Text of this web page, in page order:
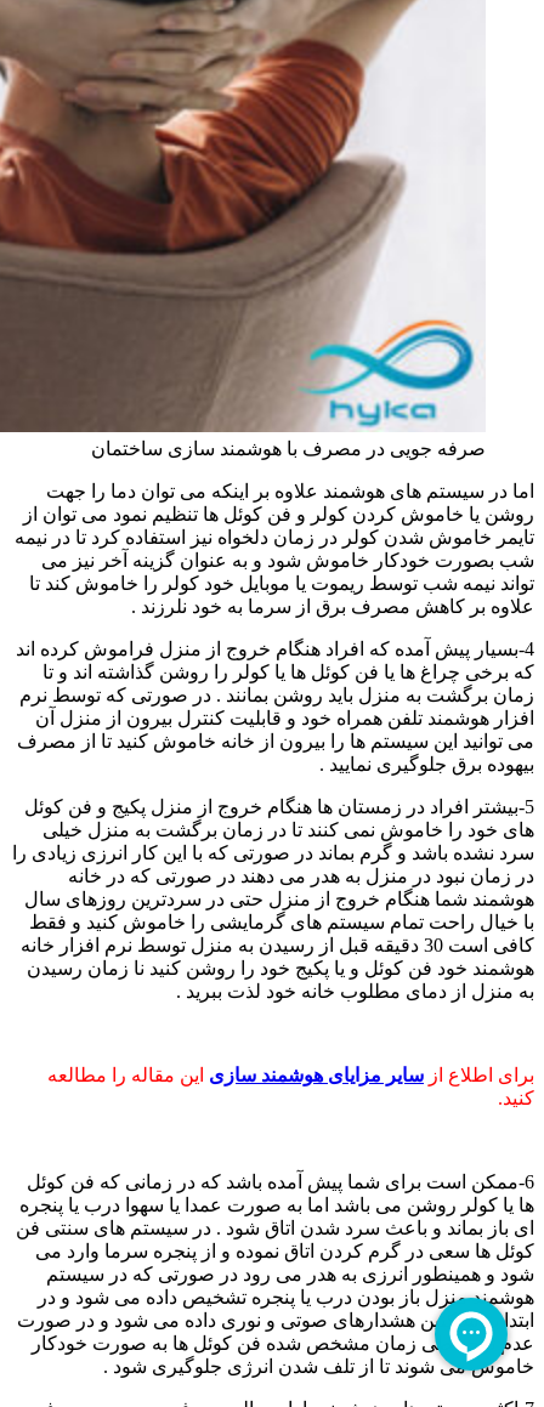
صرفه جویی در مصرف با هوشمند سازی ساختمان
اما در سیستم های هوشمند علاوه بر اینکه می توان دما را جهت
روشن یا خاموش کردن کولر و فن کوئل ها تنظیم نمود می توان از
تایمر خاموش شدن کولر در زمان دلخواه نیز استفاده کرد تا در نیمه
شب بصورت خودکار خاموش شود و به عنوان گزینه آخر نیز می
تواند نیمه شب توسط ریموت یا موبایل خود کولر را خاموش کند تا
علاوه بر کاهش مصرف برق از سرما به خود نلرزند .
4-بسیار پیش آمده که افراد هنگام خروج از منزل فراموش کرده اند
که برخی چراغ ها یا فن کوئل ها یا کولر را روشن گذاشته اند و تا
زمان برگشت به منزل باید روشن بمانند . در صورتی که توسط نرم
افزار هوشمند تلفن همراه خود و قابلیت کنترل بیرون از منزل آن
می توانید این سیستم ها را بیرون از خانه خاموش کنید تا از مصرف
بیهوده برق جلوگیری نمایید .
5-بیشتر افراد در زمستان ها هنگام خروج از منزل پکیج و فن کوئل
های خود را خاموش نمی کنند تا در زمان برگشت به منزل خیلی
سرد نشده باشد و گرم بماند در صورتی که با این کار انرزی زیادی را
در زمان نبود در منزل به هدر می دهند در صورتی که در خانه
هوشمند شما هنگام خروج از منزل حتی در سردترین روزهای سال
با خیال راحت تمام سیستم های گرمایشی را خاموش کنید و فقط
کافی است 30 دقیقه قبل از رسیدن به منزل توسط نرم افزار خانه
هوشمند خود فن کوئل و یا پکیج خود را روشن کنید نا زمان رسیدن
به منزل از دمای مطلوب خانه خود لذت ببرید .
برای اطلاع از سایر مزایای هوشمند سازی این مقاله را مطالعه
کنید.
6-ممکن است برای شما پیش آمده باشد که در زمانی که فن کوئل
ها یا کولر روشن می باشد اما به صورت عمدا یا سهوا درب یا پنجره
ای باز بماند و باعث سرد شدن اتاق شود . در سیستم های سنتی فن
کوئل ها سعی در گرم کردن اتاق نموده و از پنجره سرما وارد می
شود و همینطور انرزی به هدر می رود در صورتی که در سیستم
هوشمند منزل باز بودن درب یا پنجره تشخیص داده می شود و در
ابتدا به ساکنین هشدارهای صوتی و نوری داده می شود و در صورت
عدم توجه طی زمان مشخص شده فن کوئل ها به صورت خودکار
خاموش می شوند تا از تلف شدن انرژی جلوگیری شود .